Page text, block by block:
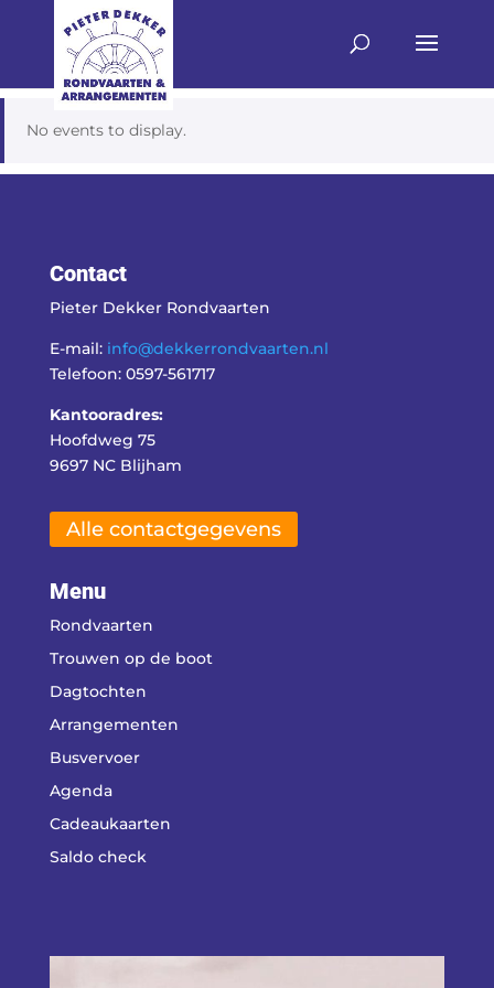
No events to display.
Contact
Pieter Dekker Rondvaarten
E-mail: info@dekkerrondvaarten.nl
Telefoon: 0597-561717
Kantooradres:
Hoofdweg 75
9697 NC Blijham
Alle contactgegevens
Menu
Rondvaarten
Trouwen op de boot
Dagtochten
Arrangementen
Busvervoer
Agenda
Cadeaukaarten
Saldo check